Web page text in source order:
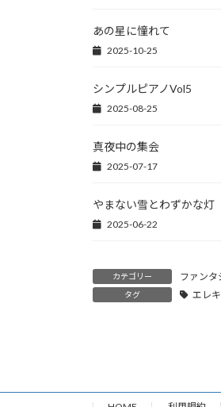
あの星に憧れて
2025-10-25
シンプルピアノVol5
2025-08-25
真夜中の集会
2025-07-17
やまない雪とわずかな灯
2025-06-22
カテゴリー ファンタ
タグ エレ